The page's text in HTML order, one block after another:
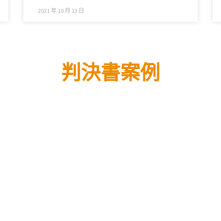
2021 年 10 月 13 日
判決書案例